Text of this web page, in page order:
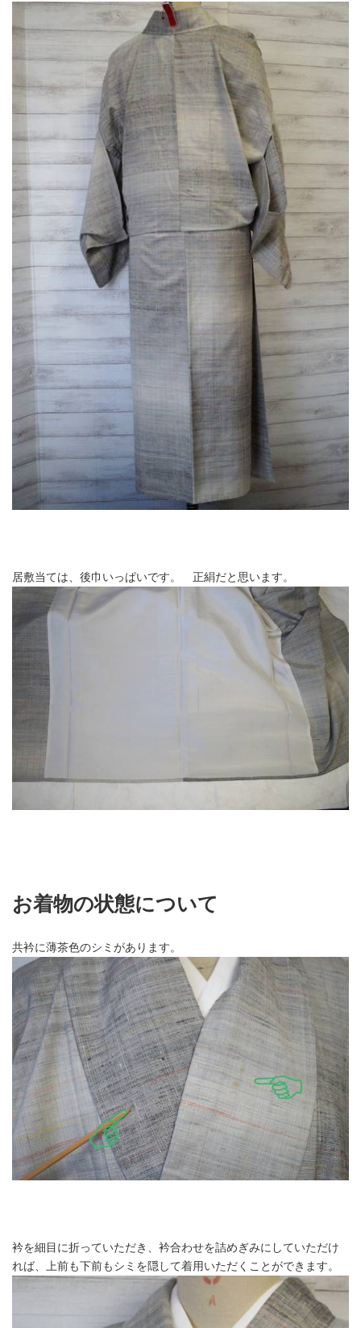
居敷当ては、後巾いっぱいです。 正絹だと思います。
お着物の状態について
共衿に薄茶色のシミがあります。
衿を細目に折っていただき、衿合わせを詰めぎみにしていただけ
れば、上前も下前もシミを隠して着用いただくことができます。